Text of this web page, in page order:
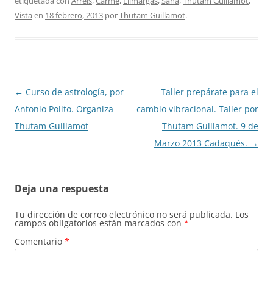
Vista en 18 febrero, 2013 porThutam Guillamot.
Navegación
de
entradas
← Curso de astrología, por
Antonio Polito. Organiza
Thutam Guillamot
Taller prepárate para el
cambio vibracional. Taller por
Thutam Guillamot. 9 de
Marzo 2013 Cadaquès. →
Deja una respuesta
Tu dirección de correo electrónico no será publicada. Los
campos obligatorios están marcados con *
Comentario *